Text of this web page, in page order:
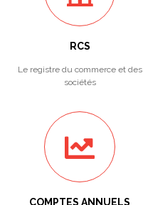
RCS
Le registre du commerce et des
sociétés
COMPTES ANNUELS